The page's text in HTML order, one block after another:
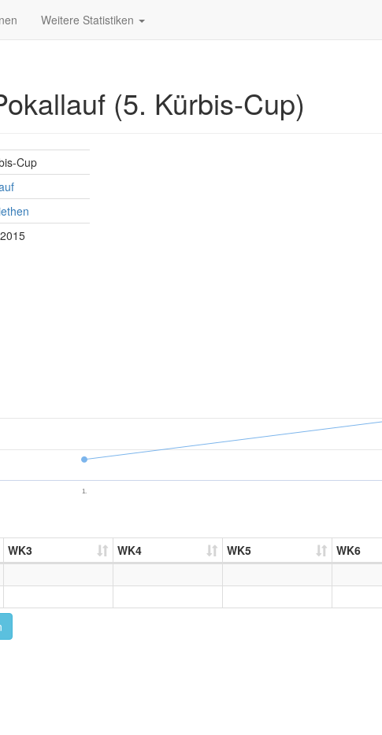
Weitere Statistiken
(5. Kürbis-Cup)
Cup
1.
WK3 WK4 WK5 WK6